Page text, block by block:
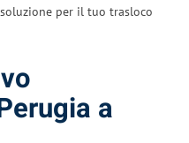
per il tuo trasloco
a